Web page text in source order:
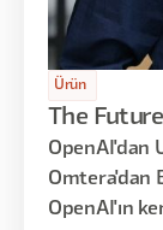
Ürün
The
OpenAI'dan
Omtera'dan
OpenAI'ın